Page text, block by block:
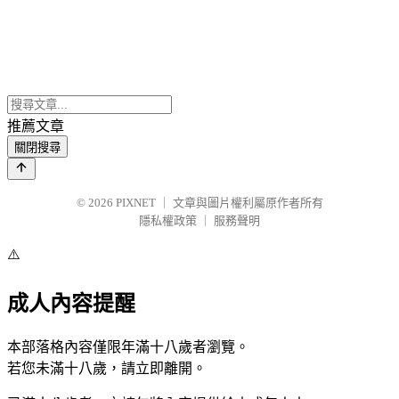
推薦文章
關閉搜尋
© 2026 PIXNET
文章與圖片權利屬原作者所有
隱私權政策
服務聲明
⚠️
成人內容提醒
本部落格內容僅限年滿十八歲者瀏覽。
若您未滿十八歲，請立即離開。